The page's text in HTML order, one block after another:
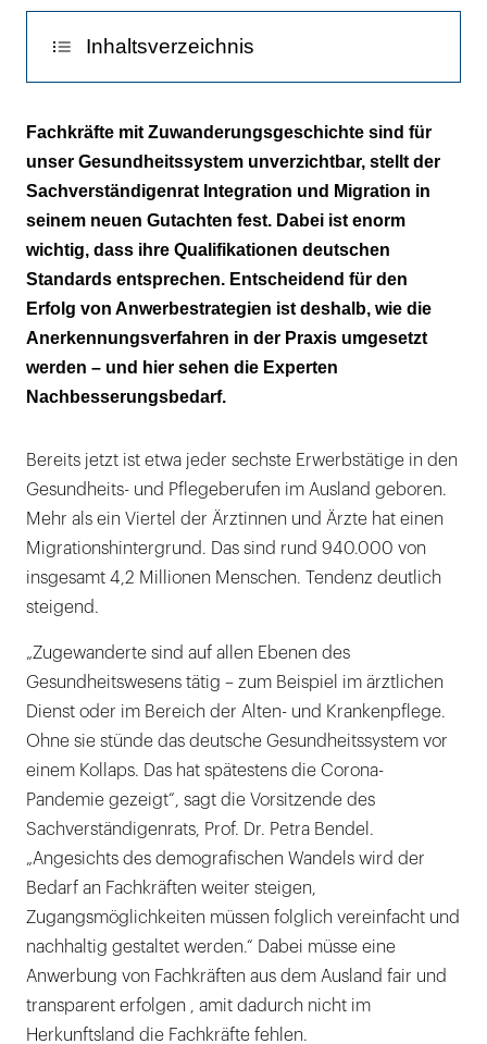
Inhaltsverzeichnis
Die meisten Zugewanderten kommen aus
Osteuropa
Fachkräfte mit Zuwanderungsgeschichte sind für
unser Gesundheitssystem unverzichtbar, stellt der
Sachverständigenrat Integration und Migration in
seinem neuen Gutachten fest. Dabei ist enorm
wichtig, dass ihre Qualifikationen deutschen
Standards entsprechen. Entscheidend für den
Erfolg von Anwerbestrategien ist deshalb, wie die
Anerkennungsverfahren in der Praxis umgesetzt
werden – und hier sehen die Experten
Nachbesserungsbedarf.
Bereits jetzt ist etwa jeder sechste Erwerbstätige in den
Gesundheits- und Pflegeberufen im Ausland geboren.
Mehr als ein Viertel der Ärztinnen und Ärzte hat einen
Migrationshintergrund. Das sind rund 940.000 von
insgesamt 4,2 Millionen Menschen. Tendenz deutlich
steigend.
„Zugewanderte sind auf allen Ebenen des
Gesundheitswesens tätig – zum Beispiel im ärztlichen
Dienst oder im Bereich der Alten- und Krankenpflege.
Ohne sie stünde das deutsche Gesundheitssystem vor
einem Kollaps. Das hat spätestens die Corona-
Pandemie gezeigt“, sagt die Vorsitzende des
Sachverständigenrats, Prof. Dr. Petra Bendel.
„Angesichts des demografischen Wandels wird der
Bedarf an Fachkräften weiter steigen,
Zugangsmöglichkeiten müssen folglich vereinfacht und
nachhaltig gestaltet werden.“ Dabei müsse eine
Anwerbung von Fachkräften aus dem Ausland fair und
transparent erfolgen , amit dadurch nicht im
Herkunftsland die Fachkräfte fehlen.